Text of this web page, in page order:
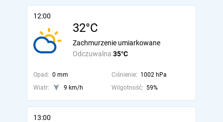
12:00
32°C
Odczuwalna 35°C
Zachmurzenie umiarkowane
Opad: 0 mm Ciśnienie: 1002 hPa
Wiatr:
9 km/h Wilgotność: 59%
13:00